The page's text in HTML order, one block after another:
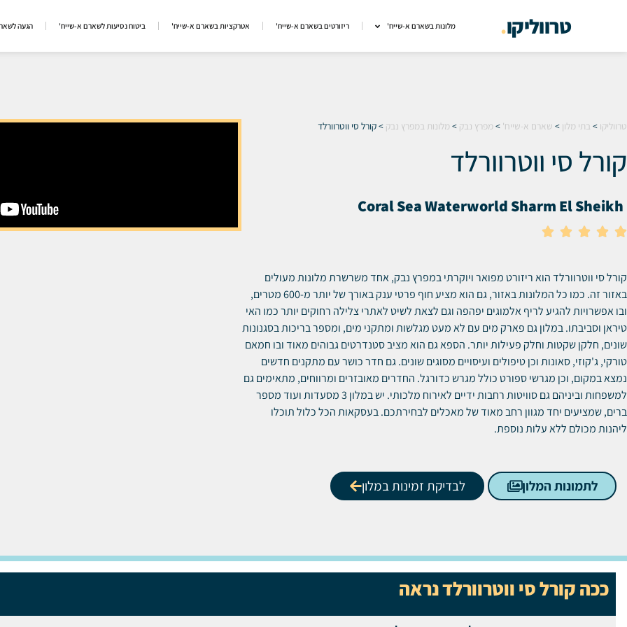
טרווליקו. מלונות בשארם א-שייח' ריזורטים בשארם א-שייח' אטרקציות בשארם א-שייח' ביטוח נסיעות לשארם א-שייח' הגעה
טרווליקו > בתי מלון > שארם א-שייח' > מפרץ נבק > מלונות במפרץ נבק >קורל סי ווטרוורלד
קורל סי ווטרוורלד
Coral Sea Waterworld Sharm El Sheikh





קורל סי ווטרוורלד הוא ריזורט מפואר ויוקרתי במפרץ נבק, אחד משרשרת מלונות מעולים
באזור זה. כמו כל המלונות באזור, גם הוא מציע חוף פרטי ענק באורך של יותר מ-600 מטרים,
ובו אפשרויות להגיע לריף אלמוגים יפהפה וגם לצאת לשיט לאתרי צלילה רחוקים יותר כמו האי
טיראן וסביבתו. במלון גם פארק מים עם לא מעט מגלשות ומתקני מים, ומספר בריכות בסגנונות
שונים, חלקן שקטות וחלק פעילות יותר. הספא גם הוא מציב סטנדרטים גבוהים מאוד ובו חמאם
טורקי, ג'קוזי, סאונות וכן טיפולים ועיסויים מסוגים שונים. גם חדר כושר עם מתקנים חדשים
נמצא במקום, וכן מגרשי ספורט כולל מגרש כדורגל. החדרים מאובזרים ומרווחים, מתאימים גם
למשפחות וביניהם גם סוויטות רחבות ידיים לאירוח מלכותי. יש במלון 3 מסעדות ועוד מספר
ברים, שמציעים יחד מגוון רחב מאוד של מאכלים לבחירתכם. בעסקאות הכל כלול תוכלו
ליהנות מכולם ללא עלות נוספת.
לתמונות המלון לבדיקת זמינות במלון
ככה קורל סי ווטרוורלד נראה